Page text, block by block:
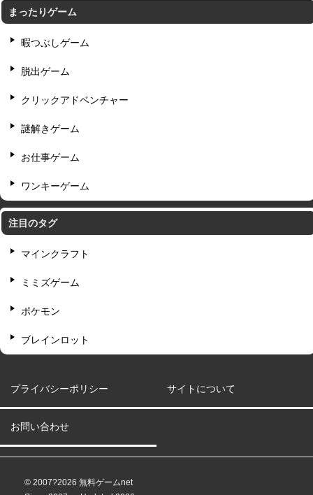
まったりゲーム
暇つぶしゲーム
脱出ゲーム
クリックアドベンチャー
謎解きゲーム
お仕事ゲーム
ワンキーゲーム
注目のタグ
マインクラフト
ミミズゲーム
ポケモン
ブレインロット
プライバシーポリシー サイトについて
お問い合わせ
© 2007?2026 無料ゲームnet